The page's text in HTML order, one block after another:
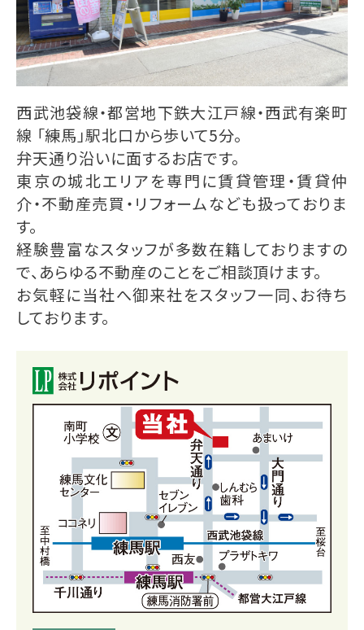
西武池袋線・都営地下鉄大江戸線・西武有楽町
線 「練馬」駅北口から歩いて5分。
弁天通り沿いに面するお店です。
東京の城北エリアを専門に賃貸管理・賃貸仲
介・不動産売買・リフォームなども扱っておりま
す。
経験豊富なスタッフが多数在籍しておりますの
で、あらゆる不動産のことをご相談頂けます。
お気軽に当社へ御来社をスタッフ一同、お待ち
しております。